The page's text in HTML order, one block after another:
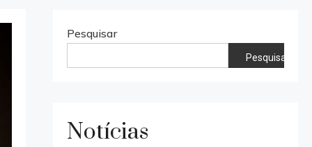
Pesquisar
Pesquisar
Notícias